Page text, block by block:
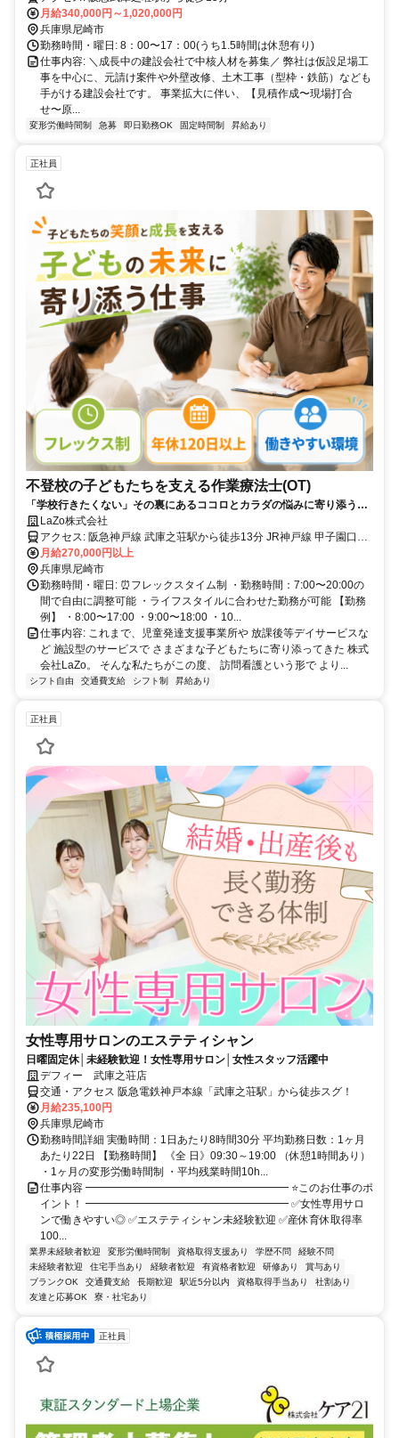
月給340,000円～1,020,000円
兵庫県尼崎市
勤務時間・曜日: 8：00〜17：00(うち1.5時間は休憩有り)
仕事内容: ＼成長中の建設会社で中核人材を募集／ 弊社は仮設足場工
事を中心に、元請け案件や外壁改修、土木工事（型枠・鉄筋）なども
手がける建設会社です。 事業拡大に伴い、【見積作成〜現場打合
せ〜原...
変形労働時間制 急募 即日勤務OK 固定時間制 昇給あり
正社員
不登校の子どもたちを支える作業療法士(OT)
「学校行きたくない」その裏にあるココロとカラダの悩みに寄り添う仕
事◎実働7時間／完全週休2日制／有資格者大歓迎！
LaZo株式会社
アクセス: 阪急神戸線 武庫之荘駅から徒歩13分 JR神戸線 甲子園口駅
から車で5分 JR神戸線 立花駅から車で8分 阪急神戸線 西宮北口駅か
ら車で10分 阪急神戸線 塚口駅から車で12分 JR神戸線 西宮駅から車
で13分 JR福知山線 塚口駅から車で15分
月給270,000円以上
兵庫県尼崎市
勤務時間・曜日: ⏰フレックスタイム制 ・勤務時間：7:00〜20:00の
間で自由に調整可能 ・ライフスタイルに合わせた勤務が可能 【勤務
例】 ・8:00〜17:00 ・9:00〜18:00 ・10...
仕事内容: これまで、児童発達支援事業所や 放課後等デイサービスな
ど 施設型のサービスで さまざまな子どもたちに寄り添ってきた 株式
会社LaZo。 そんな私たちがこの度、 訪問看護という形で より...
シフト自由 交通費支給 シフト制 昇給あり
正社員
女性専用サロンのエステティシャン
日曜固定休│未経験歓迎！女性専用サロン│女性スタッフ活躍中
デフィー 武庫之荘店
交通・アクセス 阪急電鉄神戸本線「武庫之荘駅」から徒歩スグ！
月給235,100円
兵庫県尼崎市
勤務時間詳細 実働時間：1日あたり8時間30分 平均勤務日数：1ヶ月
あたり22日 【勤務時間】 《全 日》09:30～19:00 （休憩1時間あり）
・1ヶ月の変形労働時間制 ・平均残業時間10h...
仕事内容 ━━━━━━━━━━━━━━━━━━━ ⭐このお仕事のポ
イント！ ━━━━━━━━━━━━━━━━━━━ ✅女性専用サロ
ンで働きやすい◎ ✅エステティシャン未経験歓迎 ✅産休育休取得率
100...
業界未経験者歓迎 変形労働時間制 資格取得支援あり 学歴不問
経験不問
未経験者歓迎
住宅手当あり 経験者歓迎 有資格者歓迎 研修あり
賞与あり
ブランクOK
交通費支給 長期歓迎 駅近5分以内 資格取得手当あり
社割あり
友達と応募OK
寮・社宅あり
正社員